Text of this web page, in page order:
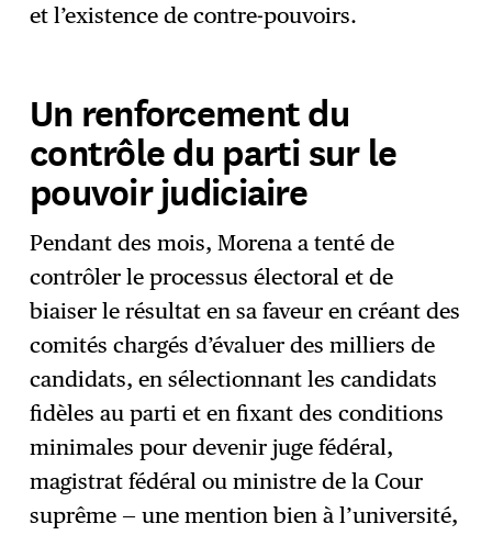
et l’existence de contre-pouvoirs.
Un renforcement du
contrôle du parti sur le
pouvoir judiciaire
Pendant des mois, Morena a tenté de
contrôler le processus électoral et de
biaiser le résultat en sa faveur en créant des
comités chargés d’évaluer des milliers de
candidats, en sélectionnant les candidats
fidèles au parti et en fixant des conditions
minimales pour devenir juge fédéral,
magistrat fédéral ou ministre de la Cour
suprême — une mention bien à l’université,